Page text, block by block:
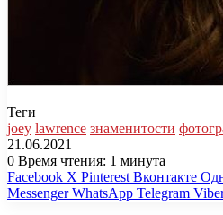
Теги
joey lawrence знаменитости
21.06.2021
0 Время чтения: 1 минута
Facebook X Pinterest Вконтакте
Messenger WhatsApp Telegram